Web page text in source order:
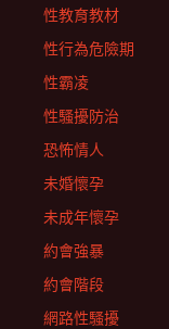
性教育教材
性行為危險期
性霸凌
性騷擾防治
恐怖情人
未婚懷孕
未成年懷孕
約會強暴
約會階段
網路性騷擾